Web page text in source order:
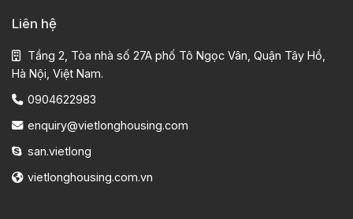
Liên hệ
Tầng 2, Tòa nhà số 27A phố Tô Ngọc Vân, Quận Tây Hồ,
Hà Nội, Việt Nam.
0904622983
enquiry@vietlonghousing.com
san.vietlong
vietlonghousing.com.vn